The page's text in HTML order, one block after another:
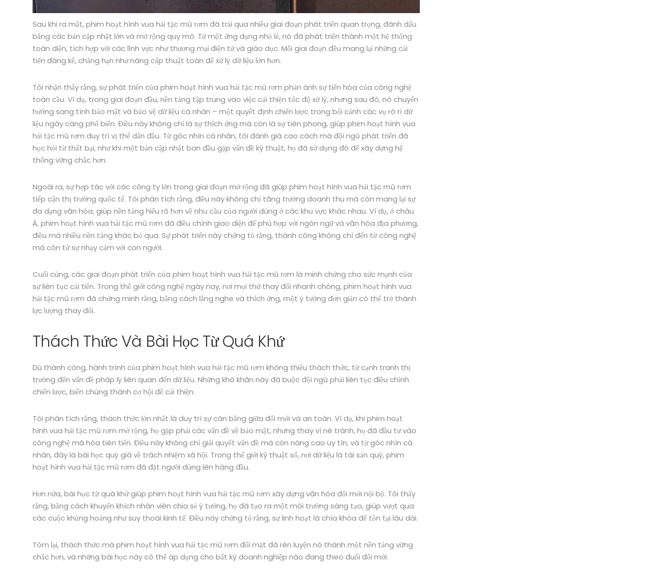
Sau khi ra mắt, phim hoạt hình vua hải tặc mũ rơm đã trải qua nhiều giai đoạn phát triển quan trọng, đánh dấu
bằng các bản cập nhật lớn và mở rộng quy mô. Từ một ứng dụng nhỏ lẻ, nó đã phát triển thành một hệ thống
toàn diện, tích hợp với các lĩnh vực như thương mại điện tử và giáo dục. Mỗi giai đoạn đều mang lại những cải
tiến đáng kể, chẳng hạn như nâng cấp thuật toán để xử lý dữ liệu lớn hơn.
Tôi nhận thấy rằng, sự phát triển của phim hoạt hình vua hải tặc mũ rơm phản ánh sự tiến hóa của công nghệ
toàn cầu. Ví dụ, trong giai đoạn đầu, nền tảng tập trung vào việc cải thiện tốc độ xử lý, nhưng sau đó, nó chuyển
hướng sang tính bảo mật và bảo vệ dữ liệu cá nhân – một quyết định chiến lược trong bối cảnh các vụ rò rỉ dữ
liệu ngày càng phổ biến. Điều này không chỉ là sự thích ứng mà còn là sự tiên phong, giúp phim hoạt hình vua
hải tặc mũ rơm duy trì vị thế dẫn đầu. Từ góc nhìn cá nhân, tôi đánh giá cao cách mà đội ngũ phát triển đã
học hỏi từ thất bại, như khi một bản cập nhật ban đầu gặp vấn đề kỹ thuật, họ đã sử dụng đó để xây dựng hệ
thống vững chắc hơn.
Ngoài ra, sự hợp tác với các công ty lớn trong giai đoạn mở rộng đã giúp phim hoạt hình vua hải tặc mũ rơm
tiếp cận thị trường quốc tế. Tôi phân tích rằng, điều này không chỉ tăng trưởng doanh thu mà còn mang lại sự
đa dạng văn hóa, giúp nền tảng hiểu rõ hơn về nhu cầu của người dùng ở các khu vực khác nhau. Ví dụ, ở châu
Á, phim hoạt hình vua hải tặc mũ rơm đã điều chỉnh giao diện để phù hợp với ngôn ngữ và văn hóa địa phương,
điều mà nhiều nền tảng khác bỏ qua. Sự phát triển này chứng tỏ rằng, thành công không chỉ đến từ công nghệ
mà còn từ sự nhạy cảm với con người.
Cuối cùng, các giai đoạn phát triển của phim hoạt hình vua hải tặc mũ rơm là minh chứng cho sức mạnh của
sự liên tục cải tiến. Trong thế giới công nghệ ngày nay, nơi mọi thứ thay đổi nhanh chóng, phim hoạt hình vua
hải tặc mũ rơm đã chứng minh rằng, bằng cách lắng nghe và thích ứng, một ý tưởng đơn giản có thể trở thành
lực lượng thay đổi.
Thách Thức Và Bài Học Từ Quá Khứ
Dù thành công, hành trình của phim hoạt hình vua hải tặc mũ rơm không thiếu thách thức, từ cạnh tranh thị
trường đến vấn đề pháp lý liên quan đến dữ liệu. Những khó khăn này đã buộc đội ngũ phải liên tục điều chỉnh
chiến lược, biến chúng thành cơ hội để cải thiện.
Tôi phân tích rằng, thách thức lớn nhất là duy trì sự cân bằng giữa đổi mới và an toàn. Ví dụ, khi phim hoạt
hình vua hải tặc mũ rơm mở rộng, họ gặp phải các vấn đề về bảo mật, nhưng thay vì né tránh, họ đã đầu tư vào
công nghệ mã hóa tiên tiến. Điều này không chỉ giải quyết vấn đề mà còn nâng cao uy tín, và từ góc nhìn cá
nhân, đây là bài học quý giá về trách nhiệm xã hội. Trong thế giới kỹ thuật số, nơi dữ liệu là tài sản quý, phim
hoạt hình vua hải tặc mũ rơm đã đặt người dùng lên hàng đầu.
Hơn nữa, bài học từ quá khứ giúp phim hoạt hình vua hải tặc mũ rơm xây dựng văn hóa đổi mới nội bộ. Tôi thấy
rằng, bằng cách khuyến khích nhân viên chia sẻ ý tưởng, họ đã tạo ra một môi trường sáng tạo, giúp vượt qua
các cuộc khủng hoảng như suy thoái kinh tế. Điều này chứng tỏ rằng, sự linh hoạt là chìa khóa để tồn tại lâu dài.
Tóm lại, thách thức mà phim hoạt hình vua hải tặc mũ rơm đối mặt đã rèn luyện nó thành một nền tảng vững
chắc hơn, và những bài học này có thể áp dụng cho bất kỳ doanh nghiệp nào đang theo đuổi đổi mới.